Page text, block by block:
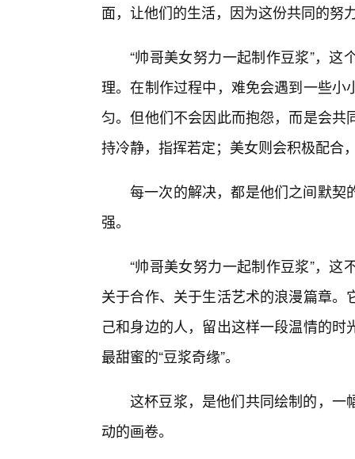
面，让他们的生活，因为这份共同的努
“帅哥美女努力一起制作豆浆”，
理。在制作过程中，难免会遇到一些
匀。但他们不会因此而抱怨，而是会
持冷静，指挥若定；美女则会积极配合
每一次的解决，都是他们之间默契
强。
“帅哥美女努力一起制作豆浆”，
关于合作、关于生活艺术的浪漫篇章
己和身边的人，留出这样一段温情的
最甜蜜的“豆浆奇缘”。
这杯豆浆，是他们共同绘制的，一
动的画卷。